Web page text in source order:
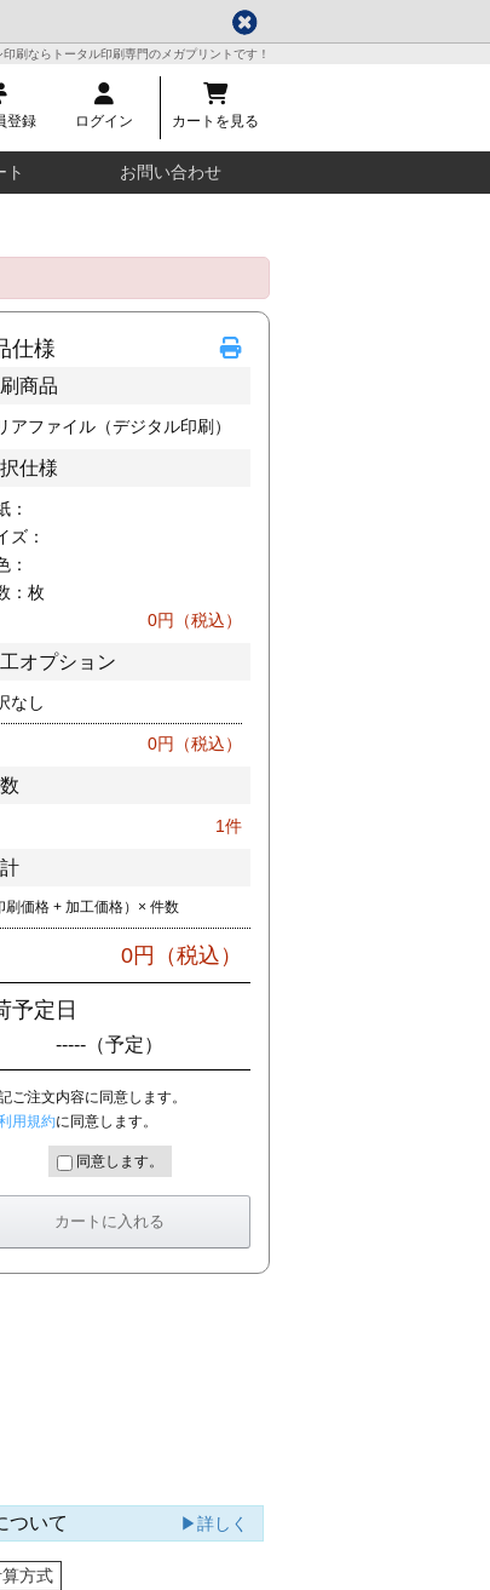
刷ならトータル印刷専門のメガプリントです！
登録 ログイン カートを見る
ト お問い合わせ
仕様
商品
アファイル（デジタル印刷）
仕様
：
ズ：
：
： 枚
0円（税込）
オプション
なし
0円（税込）
1件
刷価格 + 加工価格）× 件数
0円（税込）
予定日
----- （予定）
ご注文内容に同意します。
用規約に同意します。
同意します。
ついて ▶詳しく
方式